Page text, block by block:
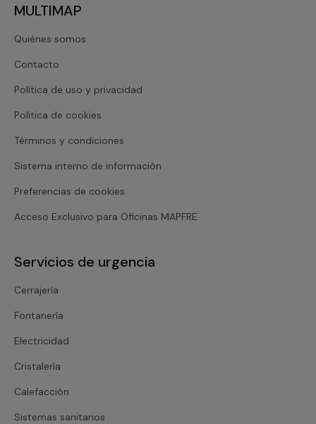
MULTIMAP
Quiénes somos
Contacto
Política de uso y privacidad
Política de cookies
Términos y condiciones
Sistema interno de información
Preferencias de cookies
Acceso Exclusivo para Oficinas MAPFRE
Servicios de urgencia
Cerrajería
Fontanería
Electricidad
Cristalería
Calefacción
Sistemas sanitarios